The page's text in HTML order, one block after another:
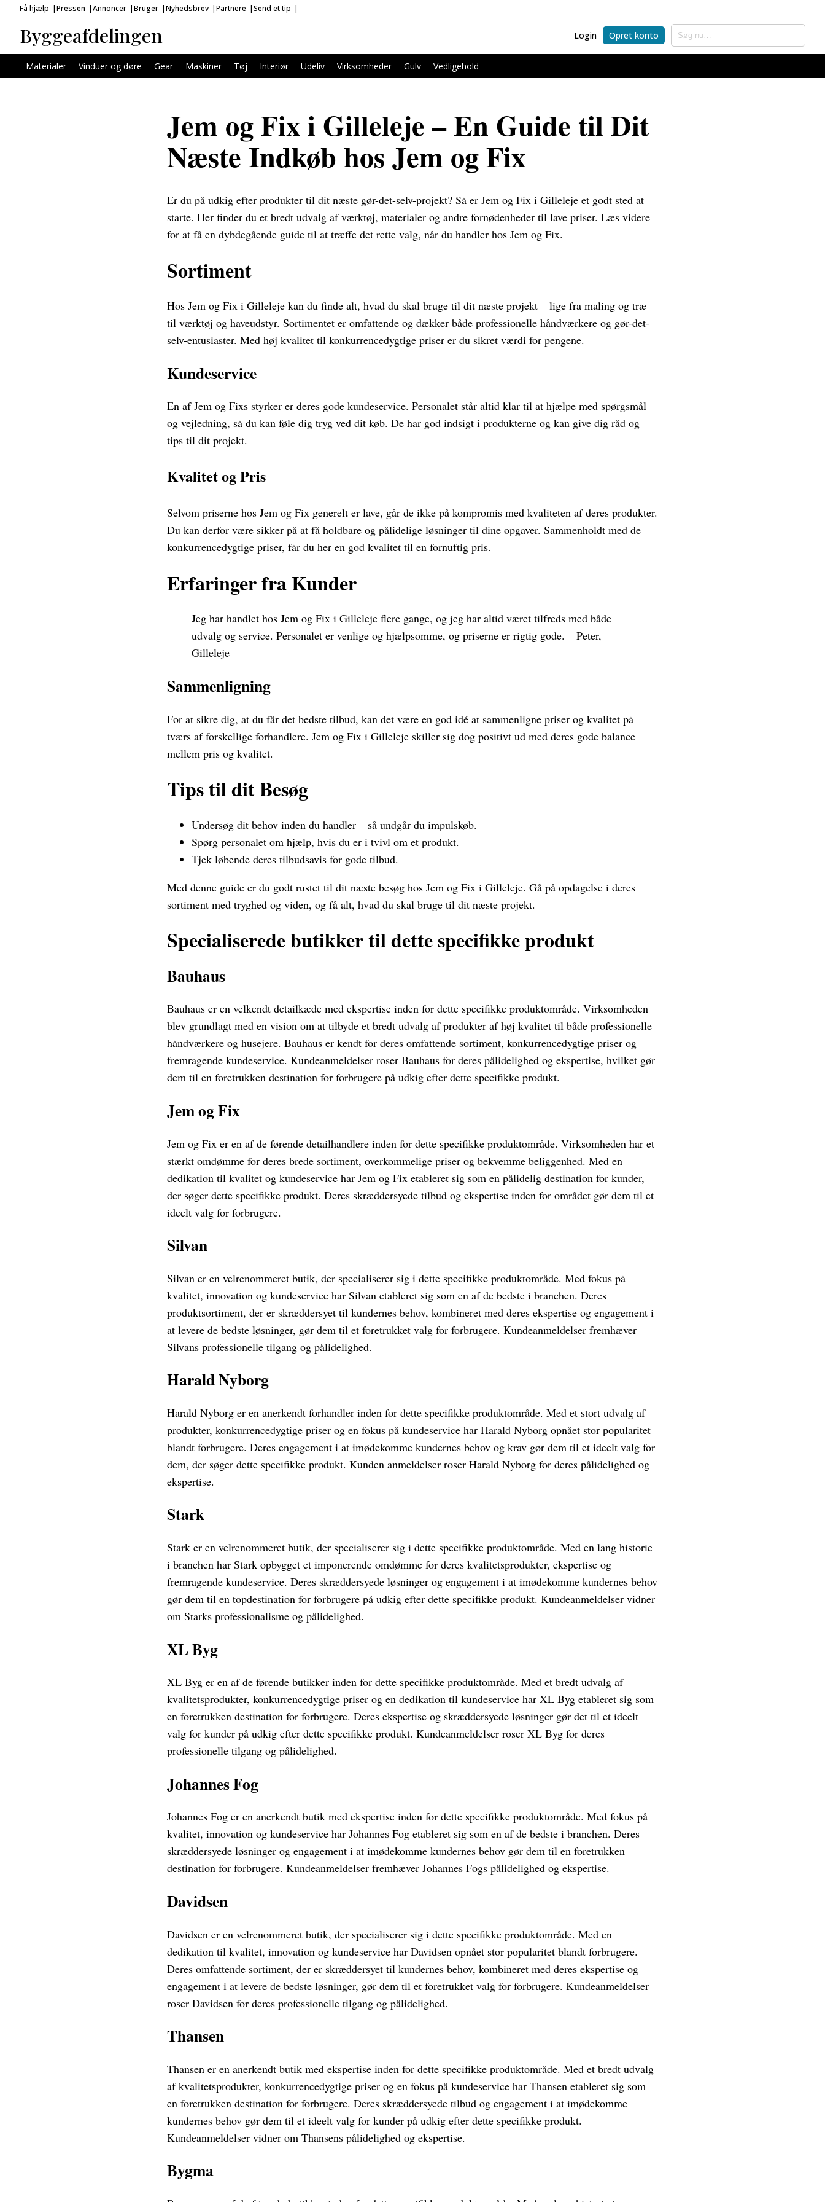
Få hjælp Pressen Annoncer Bruger Nyhedsbrev Partnere Send et tip
Byggeafdelingen Login Opret konto
Materialer Vinduer og døre Gear Maskiner Tøj Interiør Udeliv Virksomheder Gulv Vedligehold
Jem og Fix i Gilleleje – En Guide til Dit
Næste Indkøb hos Jem og Fix
Er du på udkig efter produkter til dit næste gør-det-selv-projekt? Så er Jem og Fix i Gilleleje et godt sted at
starte. Her finder du et bredt udvalg af værktøj, materialer og andre fornødenheder til lave priser. Læs videre
for at få en dybdegående guide til at træffe det rette valg, når du handler hos Jem og Fix.
Sortiment
Hos Jem og Fix i Gilleleje kan du finde alt, hvad du skal bruge til dit næste projekt – lige fra maling og træ
til værktøj og haveudstyr. Sortimentet er omfattende og dækker både professionelle håndværkere og gør-det-
selv-entusiaster. Med høj kvalitet til konkurrencedygtige priser er du sikret værdi for pengene.
Kundeservice
En af Jem og Fixs styrker er deres gode kundeservice. Personalet står altid klar til at hjælpe med spørgsmål
og vejledning, så du kan føle dig tryg ved dit køb. De har god indsigt i produkterne og kan give dig råd og
tips til dit projekt.
Kvalitet og Pris
Selvom priserne hos Jem og Fix generelt er lave, går de ikke på kompromis med kvaliteten af deres produkter.
Du kan derfor være sikker på at få holdbare og pålidelige løsninger til dine opgaver. Sammenholdt med de
konkurrencedygtige priser, får du her en god kvalitet til en fornuftig pris.
Erfaringer fra Kunder
Jeg har handlet hos Jem og Fix i Gilleleje flere gange, og jeg har altid været tilfreds med både
udvalg og service. Personalet er venlige og hjælpsomme, og priserne er rigtig gode. – Peter,
Gilleleje
Sammenligning
For at sikre dig, at du får det bedste tilbud, kan det være en god idé at sammenligne priser og kvalitet på
tværs af forskellige forhandlere. Jem og Fix i Gilleleje skiller sig dog positivt ud med deres gode balance
mellem pris og kvalitet.
Tips til dit Besøg
Undersøg dit behov inden du handler – så undgår du impulskøb.
Spørg personalet om hjælp, hvis du er i tvivl om et produkt.
Tjek løbende deres tilbudsavis for gode tilbud.
Med denne guide er du godt rustet til dit næste besøg hos Jem og Fix i Gilleleje. Gå på opdagelse i deres
sortiment med tryghed og viden, og få alt, hvad du skal bruge til dit næste projekt.
Specialiserede butikker til dette specifikke produkt
Bauhaus
Bauhaus er en velkendt detailkæde med ekspertise inden for dette specifikke produktområde. Virksomheden
blev grundlagt med en vision om at tilbyde et bredt udvalg af produkter af høj kvalitet til både professionelle
håndværkere og husejere. Bauhaus er kendt for deres omfattende sortiment, konkurrencedygtige priser og
fremragende kundeservice. Kundeanmeldelser roser Bauhaus for deres pålidelighed og ekspertise, hvilket gør
dem til en foretrukken destination for forbrugere på udkig efter dette specifikke produkt.
Jem og Fix
Jem og Fix er en af de førende detailhandlere inden for dette specifikke produktområde. Virksomheden har et
stærkt omdømme for deres brede sortiment, overkommelige priser og bekvemme beliggenhed. Med en
dedikation til kvalitet og kundeservice har Jem og Fix etableret sig som en pålidelig destination for kunder,
der søger dette specifikke produkt. Deres skræddersyede tilbud og ekspertise inden for området gør dem til et
ideelt valg for forbrugere.
Silvan
Silvan er en velrenommeret butik, der specialiserer sig i dette specifikke produktområde. Med fokus på
kvalitet, innovation og kundeservice har Silvan etableret sig som en af de bedste i branchen. Deres
produktsortiment, der er skræddersyet til kundernes behov, kombineret med deres ekspertise og engagement i
at levere de bedste løsninger, gør dem til et foretrukket valg for forbrugere. Kundeanmeldelser fremhæver
Silvans professionelle tilgang og pålidelighed.
Harald Nyborg
Harald Nyborg er en anerkendt forhandler inden for dette specifikke produktområde. Med et stort udvalg af
produkter, konkurrencedygtige priser og en fokus på kundeservice har Harald Nyborg opnået stor popularitet
blandt forbrugere. Deres engagement i at imødekomme kundernes behov og krav gør dem til et ideelt valg for
dem, der søger dette specifikke produkt. Kunden anmeldelser roser Harald Nyborg for deres pålidelighed og
ekspertise.
Stark
Stark er en velrenommeret butik, der specialiserer sig i dette specifikke produktområde. Med en lang historie
i branchen har Stark opbygget et imponerende omdømme for deres kvalitetsprodukter, ekspertise og
fremragende kundeservice. Deres skræddersyede løsninger og engagement i at imødekomme kundernes behov
gør dem til en topdestination for forbrugere på udkig efter dette specifikke produkt. Kundeanmeldelser vidner
om Starks professionalisme og pålidelighed.
XL Byg
XL Byg er en af de førende butikker inden for dette specifikke produktområde. Med et bredt udvalg af
kvalitetsprodukter, konkurrencedygtige priser og en dedikation til kundeservice har XL Byg etableret sig som
en foretrukken destination for forbrugere. Deres ekspertise og skræddersyede løsninger gør det til et ideelt
valg for kunder på udkig efter dette specifikke produkt. Kundeanmeldelser roser XL Byg for deres
professionelle tilgang og pålidelighed.
Johannes Fog
Johannes Fog er en anerkendt butik med ekspertise inden for dette specifikke produktområde. Med fokus på
kvalitet, innovation og kundeservice har Johannes Fog etableret sig som en af de bedste i branchen. Deres
skræddersyede løsninger og engagement i at imødekomme kundernes behov gør dem til en foretrukken
destination for forbrugere. Kundeanmeldelser fremhæver Johannes Fogs pålidelighed og ekspertise.
Davidsen
Davidsen er en velrenommeret butik, der specialiserer sig i dette specifikke produktområde. Med en
dedikation til kvalitet, innovation og kundeservice har Davidsen opnået stor popularitet blandt forbrugere.
Deres omfattende sortiment, der er skræddersyet til kundernes behov, kombineret med deres ekspertise og
engagement i at levere de bedste løsninger, gør dem til et foretrukket valg for forbrugere. Kundeanmeldelser
roser Davidsen for deres professionelle tilgang og pålidelighed.
Thansen
Thansen er en anerkendt butik med ekspertise inden for dette specifikke produktområde. Med et bredt udvalg
af kvalitetsprodukter, konkurrencedygtige priser og en fokus på kundeservice har Thansen etableret sig som
en foretrukken destination for forbrugere. Deres skræddersyede tilbud og engagement i at imødekomme
kundernes behov gør dem til et ideelt valg for kunder på udkig efter dette specifikke produkt.
Kundeanmeldelser vidner om Thansens pålidelighed og ekspertise.
Bygma